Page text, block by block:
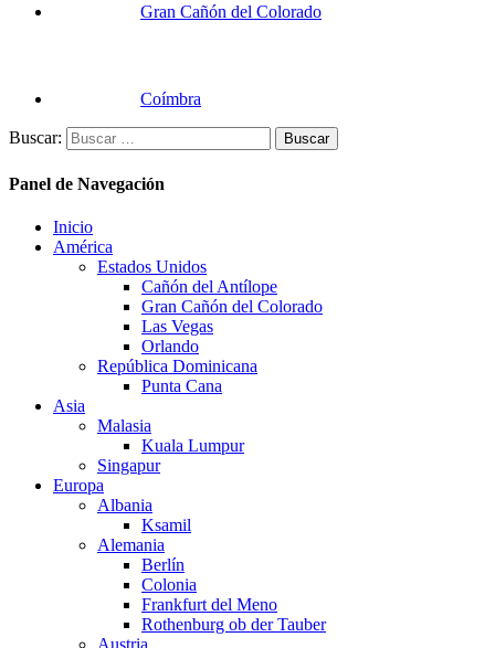
Gran Cañón del Colorado
Coímbra
Buscar:
Panel de Navegación
Inicio
América
Estados Unidos
Cañón del Antílope
Gran Cañón del Colorado
Las Vegas
Orlando
República Dominicana
Punta Cana
Asia
Malasia
Kuala Lumpur
Singapur
Europa
Albania
Ksamil
Alemania
Berlín
Colonia
Frankfurt del Meno
Rothenburg ob der Tauber
Austria